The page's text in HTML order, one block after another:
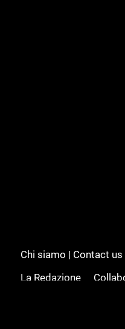
Chi siamo | Contact us
La Redazione